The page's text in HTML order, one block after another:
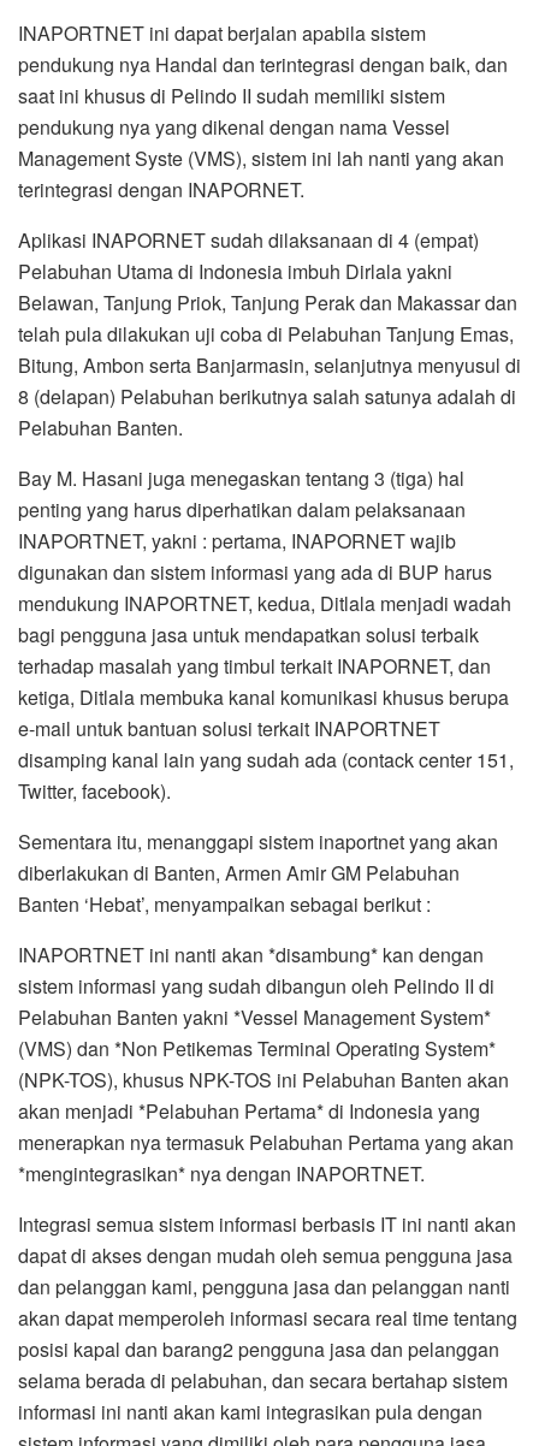
INAPORTNET ini dapat berjalan apabila sistem
pendukung nya Handal dan terintegrasi dengan baik, dan
saat ini khusus di Pelindo II sudah memiliki sistem
pendukung nya yang dikenal dengan nama Vessel
Management Syste (VMS), sistem ini lah nanti yang akan
terintegrasi dengan INAPORNET.
Aplikasi INAPORNET sudah dilaksanaan di 4 (empat)
Pelabuhan Utama di Indonesia imbuh Dirlala yakni
Belawan, Tanjung Priok, Tanjung Perak dan Makassar dan
telah pula dilakukan uji coba di Pelabuhan Tanjung Emas,
Bitung, Ambon serta Banjarmasin, selanjutnya menyusul di
8 (delapan) Pelabuhan berikutnya salah satunya adalah di
Pelabuhan Banten.
Bay M. Hasani juga menegaskan tentang 3 (tiga) hal
penting yang harus diperhatikan dalam pelaksanaan
INAPORTNET, yakni : pertama, INAPORNET wajib
digunakan dan sistem informasi yang ada di BUP harus
mendukung INAPORTNET, kedua, Ditlala menjadi wadah
bagi pengguna jasa untuk mendapatkan solusi terbaik
terhadap masalah yang timbul terkait INAPORNET, dan
ketiga, Ditlala membuka kanal komunikasi khusus berupa
e-mail untuk bantuan solusi terkait INAPORTNET
disamping kanal lain yang sudah ada (contack center 151,
Twitter, facebook).
Sementara itu, menanggapi sistem inaportnet yang akan
diberlakukan di Banten, Armen Amir GM Pelabuhan
Banten ‘Hebat’, menyampaikan sebagai berikut :
INAPORTNET ini nanti akan *disambung* kan dengan
sistem informasi yang sudah dibangun oleh Pelindo II di
Pelabuhan Banten yakni *Vessel Management System*
(VMS) dan *Non Petikemas Terminal Operating System*
(NPK-TOS), khusus NPK-TOS ini Pelabuhan Banten akan
akan menjadi *Pelabuhan Pertama* di Indonesia yang
menerapkan nya termasuk Pelabuhan Pertama yang akan
*mengintegrasikan* nya dengan INAPORTNET.
Integrasi semua sistem informasi berbasis IT ini nanti akan
dapat di akses dengan mudah oleh semua pengguna jasa
dan pelanggan kami, pengguna jasa dan pelanggan nanti
akan dapat memperoleh informasi secara real time tentang
posisi kapal dan barang2 pengguna jasa dan pelanggan
selama berada di pelabuhan, dan secara bertahap sistem
informasi ini nanti akan kami integrasikan pula dengan